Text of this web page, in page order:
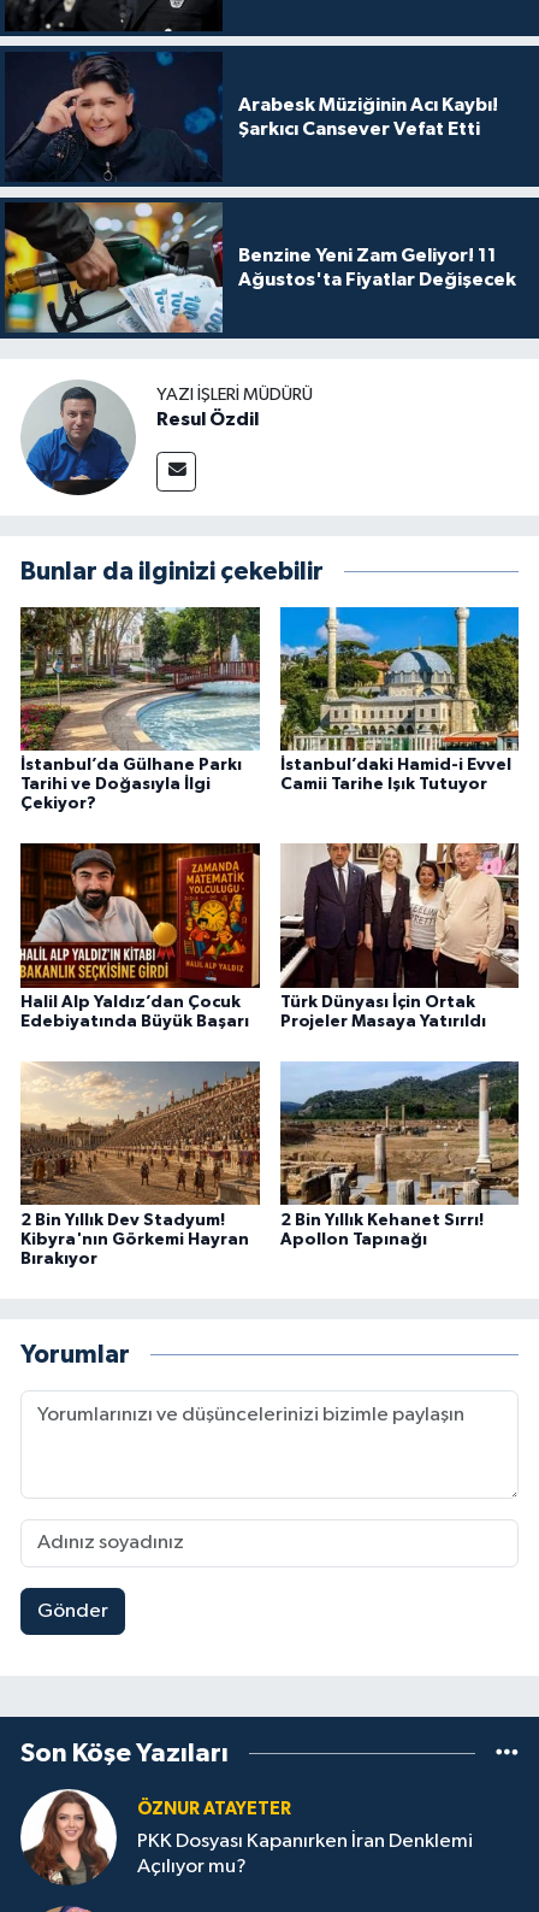
Arabesk Müziğinin Acı Kaybı!
Şarkıcı Cansever Vefat Etti
Benzine Yeni Zam Geliyor! 11
Ağustos'ta Fiyatlar Değişecek
YAZI İŞLERI MÜDÜRÜ
Resul Özdil
Bunlar da ilginizi çekebilir
İstanbul’da Gülhane Parkı
Tarihi ve Doğasıyla İlgi
Çekiyor?
İstanbul’daki Hamid-i Evvel
Camii Tarihe Işık Tutuyor
Halil Alp Yaldız’dan Çocuk
Edebiyatında Büyük Başarı
Türk Dünyası İçin Ortak
Projeler Masaya Yatırıldı
2 Bin Yıllık Dev Stadyum!
Kibyra'nın Görkemi Hayran
Bırakıyor
2 Bin Yıllık Kehanet Sırrı!
Apollon Tapınağı
Yorumlar
Gönder
Son Köşe Yazıları
ÖZNUR ATAYETER
PKK Dosyası Kapanırken İran Denklemi
Açılıyor mu?